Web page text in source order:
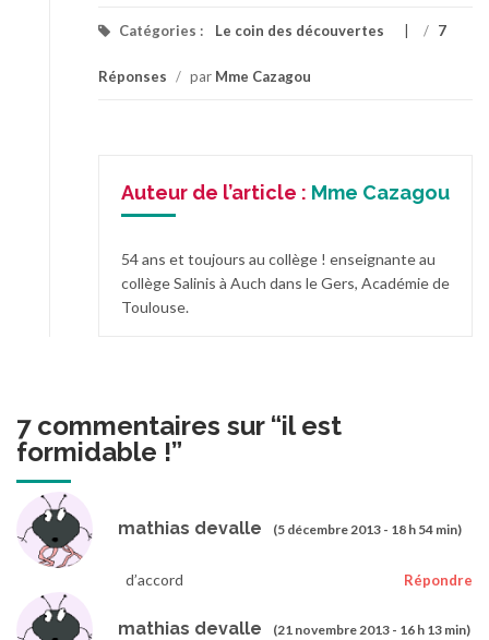
Catégories : Le coin des découvertes / 7
Réponses / par Mme Cazagou
Auteur de l’article : Mme Cazagou
54 ans et toujours au collège ! enseignante au
collège Salinis à Auch dans le Gers, Académie de
Toulouse.
7 commentaires sur “il est
formidable !”
mathias devalle (5 décembre 2013 - 18 h 54 min)
Répondre
d’accord
mathias devalle (21 novembre 2013 - 16 h 13 min)